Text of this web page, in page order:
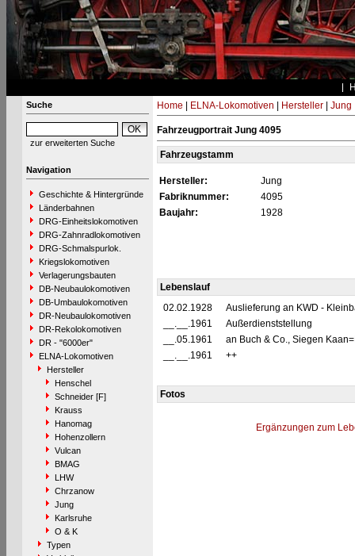
Suche
zur erweiterten Suche
Navigation
Geschichte & Hintergründe
Länderbahnen
DRG-Einheitslokomotiven
DRG-Zahnradlokomotiven
DRG-Schmalspurlok.
Kriegslokomotiven
Verlagerungsbauten
DB-Neubaulokomotiven
DB-Umbaulokomotiven
DR-Neubaulokomotiven
DR-Rekolokomotiven
DR - "6000er"
ELNA-Lokomotiven
Hersteller
Henschel
Schneider [F]
Krauss
Hanomag
Hohenzollern
Vulcan
BMAG
LHW
Chrzanow
Jung
Karlsruhe
O & K
Typen
Home ELNA-Lokomotiven Hersteller| Jung
Fahrzeugportrait Jung 4095
Fahrzeugstamm
Hersteller:
Jung
Fabriknummer:
4095
Baujahr:
1928
Lebenslauf
02.02.1928
Auslieferung an KWD -
__.__.1961
Außerdienststellung
__.05.1961
an Buch & Co., Siegen
__.__.1961
++
Fotos
Ergänzungen zum